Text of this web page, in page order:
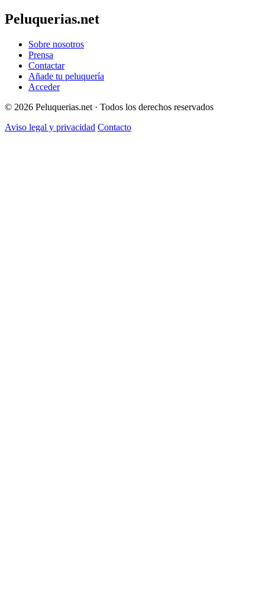
Peluquerias.net
Sobre nosotros
Prensa
Contactar
Añade tu peluquería
Acceder
© 2026 Peluquerias.net · Todos los derechos reservados
Aviso legal y privacidad Contacto